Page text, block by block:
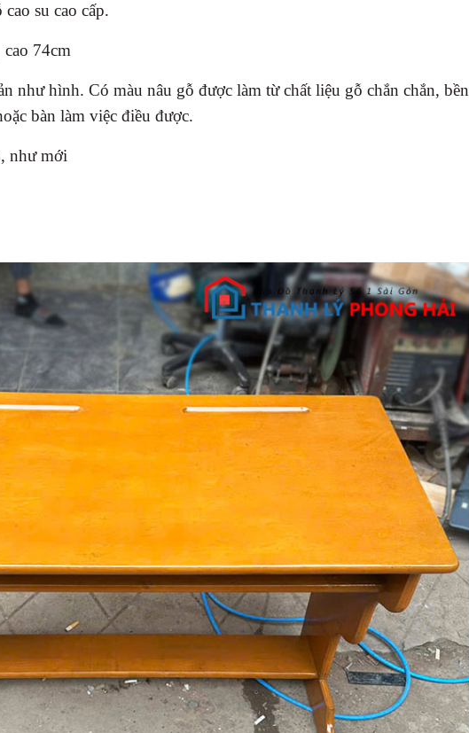
su cao cấp.
74cm
như hình. Có màu nâu gỗ được làm từ chất liệu gỗ chắn chắn, bền
bàn làm việc điều được.
như mới